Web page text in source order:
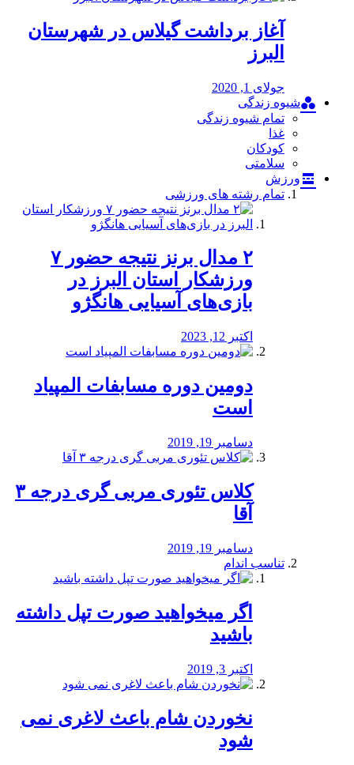
آغاز برداشت گیلاس در شهرستان
البرز
جولای 1, 2020
شیوه زندگی
تمام شیوه زندگی
غذا
کودکان
سلامتی
ورزش
تمام رشته های ورزشی
۲ مدال برنز نتیجه حضور ۷
ورزشکار استان البرز در
بازی‌های آسیایی هانگژو
اکتبر 12, 2023
دومین دوره مسابفات المپیاد
است
دسامبر 19, 2019
کلاس تئوری مربی گری درجه ۳
آقا
دسامبر 19, 2019
تناسب اندام
اگر میخواهید صورت تپل داشته
باشید
اکتبر 3, 2019
نخوردن شام باعث لاغری نمی
‌شود